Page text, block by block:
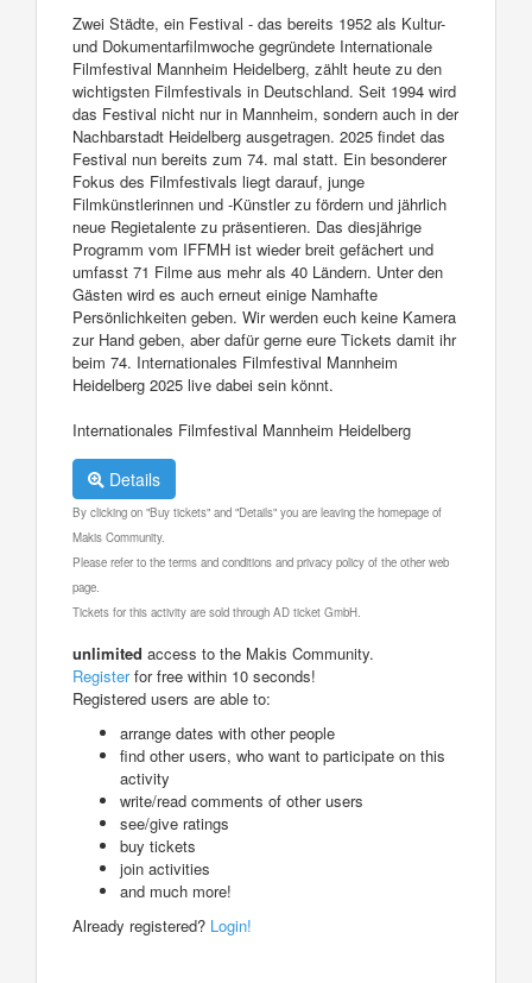
Zwei Städte, ein Festival - das bereits 1952 als Kultur-
und Dokumentarfilmwoche gegründete Internationale
Filmfestival Mannheim Heidelberg, zählt heute zu den
wichtigsten Filmfestivals in Deutschland. Seit 1994 wird
das Festival nicht nur in Mannheim, sondern auch in der
Nachbarstadt Heidelberg ausgetragen. 2025 findet das
Festival nun bereits zum 74. mal statt. Ein besonderer
Fokus des Filmfestivals liegt darauf, junge
Filmkünstlerinnen und -Künstler zu fördern und jährlich
neue Regietalente zu präsentieren. Das diesjährige
Programm vom IFFMH ist wieder breit gefächert und
umfasst 71 Filme aus mehr als 40 Ländern. Unter den
Gästen wird es auch erneut einige Namhafte
Persönlichkeiten geben. Wir werden euch keine Kamera
zur Hand geben, aber dafür gerne eure Tickets damit ihr
beim 74. Internationales Filmfestival Mannheim
Heidelberg 2025 live dabei sein könnt.
Internationales Filmfestival Mannheim Heidelberg
Details
By clicking on "Buy tickets" and "Details" you are leaving the homepage of
Makis Community.
Please refer to the terms and conditions and privacy policy of the other web
page.
Tickets for this activity are sold through AD ticket GmbH.
unlimited access to the Makis Community.
Registerfor free within 10 seconds!
Registered users are able to:
arrange dates with other people
find other users, who want to participate on this
activity
write/read comments of other users
see/give ratings
buy tickets
join activities
and much more!
Already registered? Login!